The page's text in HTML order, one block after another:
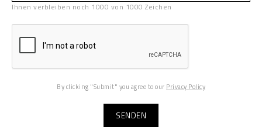
Ihnen verbleiben noch 1000 von 1000 Zeichen
By clicking "Submit" you agree to our Privacy Policy